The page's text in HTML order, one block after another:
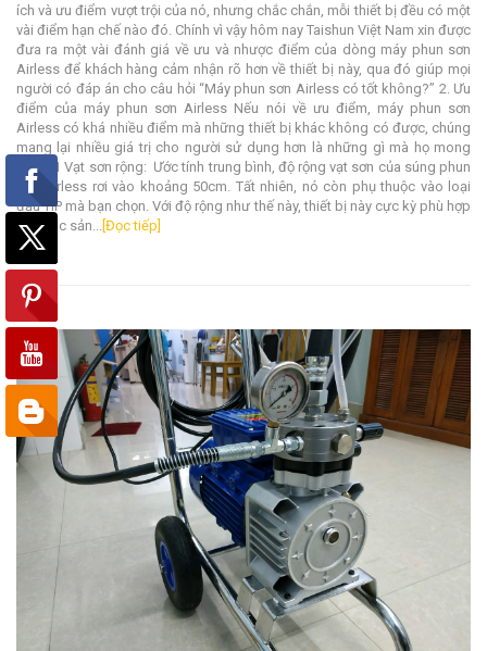
ích và ưu điểm vượt trội của nó, nhưng chắc chắn, mỗi thiết bị đều có một
vài điểm hạn chế nào đó. Chính vì vậy hôm nay Taishun Việt Nam xin được
đưa ra một vài đánh giá về ưu và nhược điểm của dòng máy phun sơn
Airless để khách hàng cảm nhận rõ hơn về thiết bị này, qua đó giúp mọi
người có đáp án cho câu hỏi “Máy phun sơn Airless có tốt không?” 2. Ưu
điểm của máy phun sơn Airless Nếu nói về ưu điểm, máy phun sơn
Airless có khá nhiều điểm mà những thiết bị khác không có được, chúng
mang lại nhiều giá trị cho người sử dụng hơn là những gì mà họ mong
đợi. 2.1 Vạt sơn rộng: Ước tính trung bình, độ rộng vạt sơn của súng phun
sơn Airless rơi vào khoảng 50cm. Tất nhiên, nó còn phụ thuộc vào loại
đầu TIP mà bạn chọn. Với độ rộng như thế này, thiết bị này cực kỳ phù hợp
cho các sản...
[Đọc tiếp]